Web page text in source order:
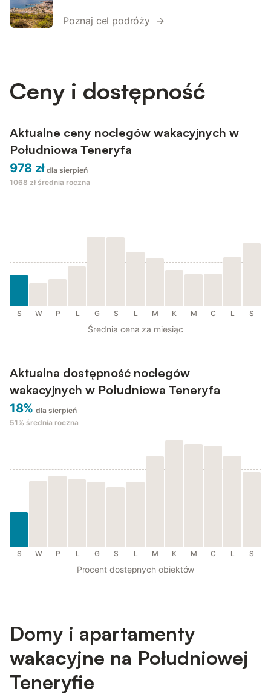
Poznaj cel podróży →
Ceny i dostępność
Aktualne ceny noclegów wakacyjnych w
Południowa Teneryfa
978 zł dla sierpień
1068 zł średnia roczna
S W P L G S L M K M C L S
Średnia cena za miesiąc
Aktualna dostępność noclegów
wakacyjnych w Południowa Teneryfa
18% dla sierpień
51% średnia roczna
S W P L G S L M K M C L S
Procent dostępnych obiektów
Domy i apartamenty
wakacyjne na Południowej
Teneryfie